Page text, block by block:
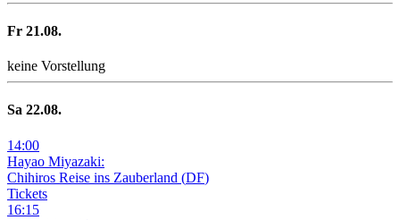
Fr 21.08.
keine Vorstellung
Sa 22.08.
14:00
Hayao Miyazaki:
Chihiros Reise ins Zauberland (DF)
Tickets
16:15